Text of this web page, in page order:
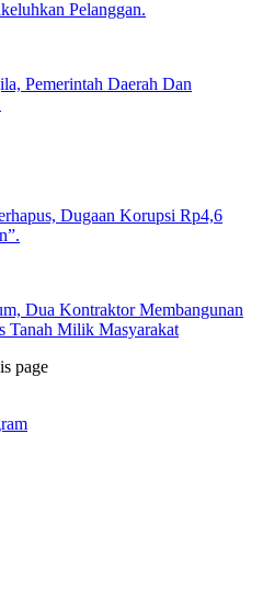
Pelanggan.
Pemerintah Daerah Dan
Dugaan Korupsi Rp4,6
Dua Kontraktor Membangunan
Tanah Milik Masyarakat
page